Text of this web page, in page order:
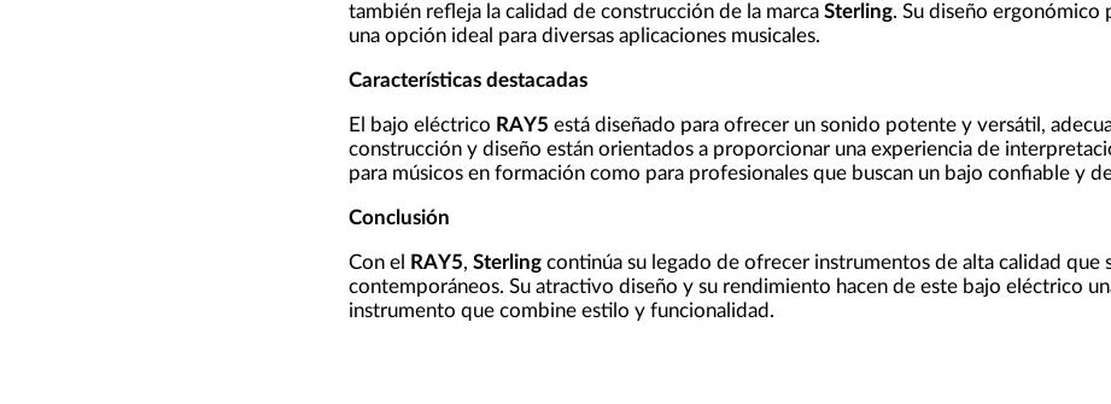
también refleja la calidad de construcción de la marca Sterling. Su diseño ergonómico
una opción ideal para diversas aplicaciones musicales.
Características destacadas
El bajo eléctrico RAY5 está diseñado para ofrecer un sonido potente y versátil,
construcción y diseño están orientados a proporcionar una experiencia de
para músicos en formación como para profesionales que buscan un bajo confiable y
Conclusión
Con el RAY5, Sterlingcontinúa su legado de ofrecer instrumentos de alta calidad que
contemporáneos. Su atractivo diseño y su rendimiento hacen de este bajo eléctrico
instrumento que combine estilo y funcionalidad.